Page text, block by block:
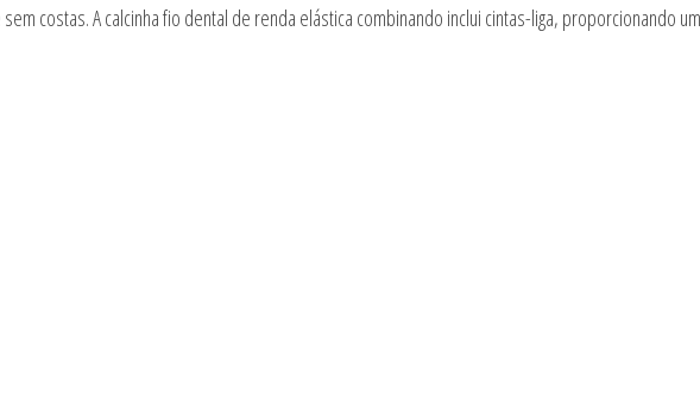
costas. A calcinha fio dental de renda elástica combinando inclui cintas-liga, proporcionando